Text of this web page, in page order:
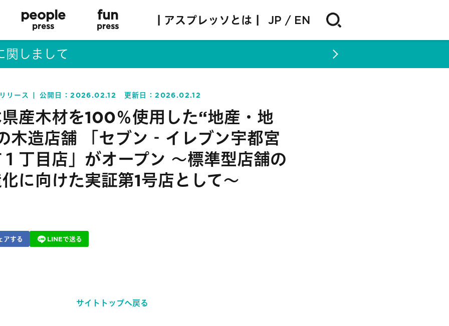
people
press
fun
press | アスプレッソとは | JP EN
関しまして
リース 公開日：2026.02.12 更新日：2026.02.12
産木材を100％使用した“地産・地
木造店舗 「セブン‐イレブン宇都宮
丁目店」がオープン ～標準型店舗の
に向けた実証第1号店として～
アする LINEで送る
サイトトップへ戻る